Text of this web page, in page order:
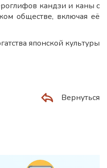
кандзи и каны с
обществе, включая её
японской культуры
Вернуться